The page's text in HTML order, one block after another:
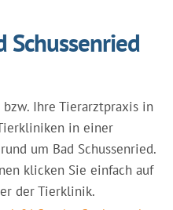
Schussenried
Ihre Tierarztpraxis in
in einer
um Bad Schussenried.
klicken Sie einfach auf
der Tierklinik.